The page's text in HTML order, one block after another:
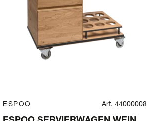
ESPOO Art. 44000008